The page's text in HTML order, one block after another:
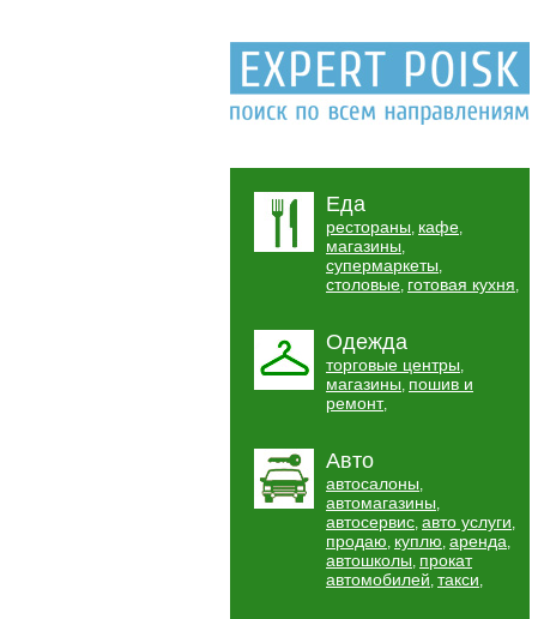
Еда
рестораны, кафе,
магазины,
супермаркеты,
столовые, готовая кухня,
Одежда
торговые центры,
магазины, пошив и
ремонт,
Авто
автосалоны,
автомагазины,
автосервис, авто услуги,
продаю, куплю, аренда,
автошколы, прокат
автомобилей, такси,